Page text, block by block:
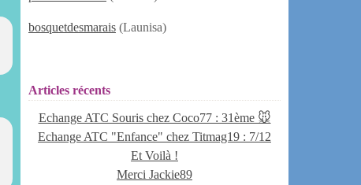
bosquetdesmarais (Launisa)
Articles récents
Echange ATC Souris chez Coco77 : 31ème 🐭
Echange ATC "Enfance" chez Titmag19 : 7/12
Et Voilà !
Merci Jackie89